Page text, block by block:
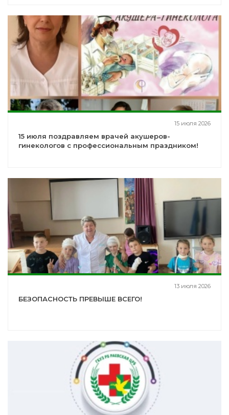
15 июля 2026
15 июля поздравляем врачей акушеров-
гинекологов с профессиональным праздником!
13 июля 2026
БЕЗОПАСНОСТЬ ПРЕВЫШЕ ВСЕГО!